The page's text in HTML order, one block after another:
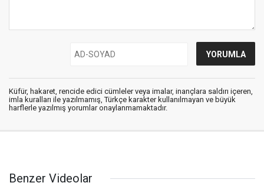
Küfür, hakaret, rencide edici cümleler veya imalar, inançlara saldırı içeren,
imla kuralları ile yazılmamış, Türkçe karakter kullanılmayan ve büyük
harflerle yazılmış yorumlar onaylanmamaktadır.
Benzer Videolar